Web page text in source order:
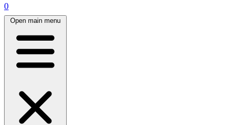
0
Open main menu